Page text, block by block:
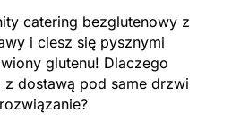
catering bezglutenowy z
i ciesz się pysznymi
glutenu! Dlaczego
z dostawą pod same drzwi